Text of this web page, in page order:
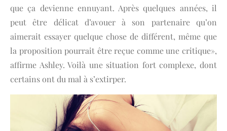
que ça devienne ennuyant. Après quelques années, il
peut être délicat d’avouer à son partenaire qu’on
aimerait essayer quelque chose de différent, même que
la proposition pourrait être reçue comme une critique»,
affirme Ashley. Voilà une situation fort complexe, dont
certains ont du mal à s’extirper.